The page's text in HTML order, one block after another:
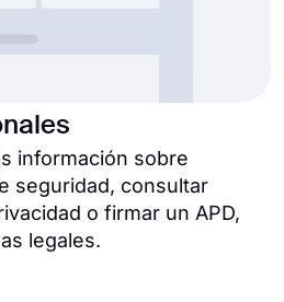
información sobre
seguridad, consultar
o firmar un APD,
legales.